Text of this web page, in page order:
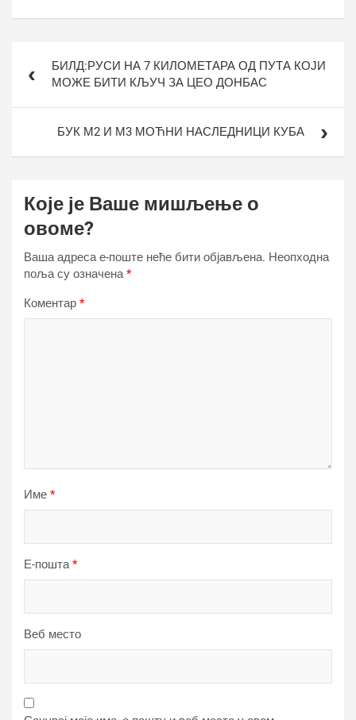
чланкаБИЛД:РУСИ НА 7 КИЛОМЕТАРА ОД ПУТА КОЈИ
МОЖЕ БИТИ КЉУЧ ЗА ЦЕО ДОНБАС
БУК М2 И М3 МОЋНИ НАСЛЕДНИЦИ КУБА
Које је Ваше мишљење о
овоме?
Ваша адреса е-поште неће бити објављена. Неопходна
поља су означена*
Коментар *
Име *
Е-пошта*
Веб место